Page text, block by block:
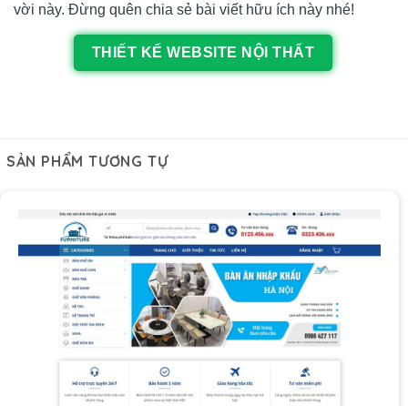
vời này. Đừng quên chia sẻ bài viết hữu ích này nhé!
THIẾT KẾ WEBSITE NỘI THẤT
SẢN PHẨM TƯƠNG TỰ